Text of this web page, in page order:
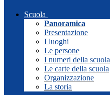
Scuola
Panoramica
Presentazione
I luoghi
Le persone
I numeri della scuola
Le carte della scuola
Organizzazione
La storia